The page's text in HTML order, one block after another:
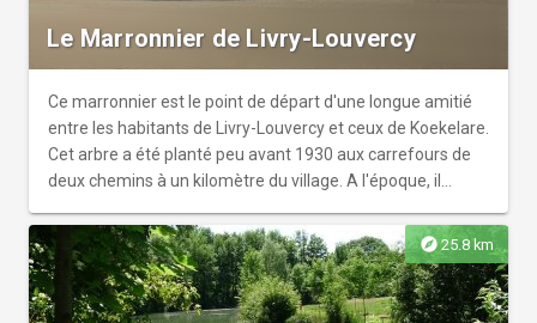
Le Marronnier de Livry-Louvercy
Ce marronnier est le point de départ d'une longue amitié
entre les habitants de Livry-Louvercy et ceux de Koekelare.
Cet arbre a été planté peu avant 1930 aux carrefours de
deux chemins à un kilomètre du village. A l'époque, il
employés pour le démariage et l'arrachage des
betteraves. Toujours debout, malgré la tempête de 1999, il
est le symbole de l'amitié franco-belge.
explore25.8 km